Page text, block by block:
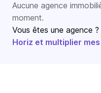
Aucune agence
moment.
Vous êtes une agence ?
Horiz et multiplier